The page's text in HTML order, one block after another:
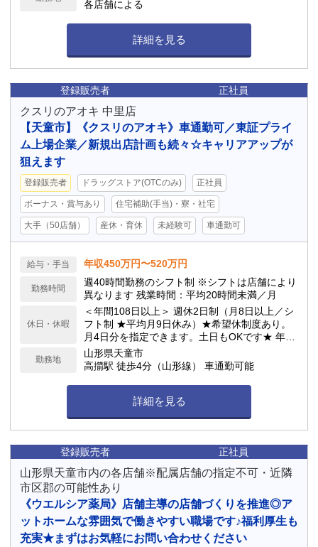
各店舗による
詳細を見る
登録販売者 正社員
クスリのアオキ 中里店
【天童市】《クスリのアオキ》車通勤可／東証プライ
ム上場企業／新規出店計画も続々☆キャリアアップが
狙えます
登録販売者 ドラッグストア(OTCのみ) 正社員
ボーナス・賞与あり 住宅補助(手当)・寮・社宅
大手（50店舗） 産休・育休 未経験可 車通勤可
給与・手当 年収450万円〜520万円
勤務時間
週40時間勤務のシフト制 ※シフトは店舗により
異なります 残業時間：平均20時間未満／月
休日・休暇
＜年間108日以上＞ 週休2日制（月8日以上／シ
フト制 ★平均月9日休み）★希望休制度あり。
月4日分を指定できます。土日もOKです★ 年次
有給休暇／サマーバケーション制度（夏季長期
休暇制度）★最大6連休が可能！ 他詳細は求人
下部へ記載
勤務地
山形県天童市
高擶駅 徒歩4分（山形線） 車通勤可能
詳細を見る
登録販売者 正社員
山形県天童市内の各店舗※配属店舗の指定不可・近隣
市区郡の可能性あり
《ウエルシア薬局》店舗主導の店舗づくりを推進◎ア
ットホームな雰囲気で働きやすい職場です♪福利厚生も
充実★まずはお気軽にお問い合わせください